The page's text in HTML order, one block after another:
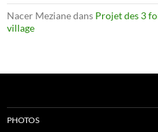
Nacer Mezianedans Projet des 3
village
PHOTOS